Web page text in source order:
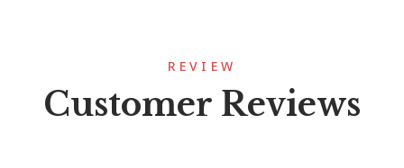
REVIEW
Customer Reviews